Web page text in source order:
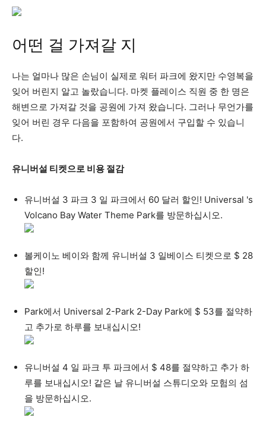
어떤 걸 가져갈 지
나는 얼마나 많은 손님이 실제로 워터 파크에 왔지만 수영복을
잊어 버린지 알고 놀랐습니다. 마켓 플레이스 직원 중 한 명은
해변으로 가져갈 것을 공원에 가져 왔습니다. 그러나 무언가를
잊어 버린 경우 다음을 포함하여 공원에서 구입할 수 있습니
다.
유니버설 티켓으로 비용 절감
유니버설 3 파크 3 일 파크에서 60 달러 할인! Universal 's
Volcano Bay Water Theme Park를 방문하십시오.
볼케이노 베이와 함께 유니버설 3 일베이스 티켓으로 $ 28
할인!
Park에서 Universal 2-Park 2-Day Park에 $ 53를 절약하
고 추가로 하루를 보내십시오!
유니버설 4 일 파크 투 파크에서 $ 48를 절약하고 추가 하
루를 보내십시오! 같은 날 유니버설 스튜디오와 모험의 섬
을 방문하십시오.